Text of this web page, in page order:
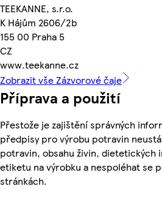
TEEKANNE, s.r.o.
K Hájům 2606/2b
155 00 Praha 5
CZ
www.teekanne.cz
Zobrazit vše Zázvorové čaje
Příprava a použití
Přestože je zajištění správných
předpisy pro výrobu potravin
potravin, obsahu živin, dietetických
etiketu na výrobku a nespoléhat se
stránkách.